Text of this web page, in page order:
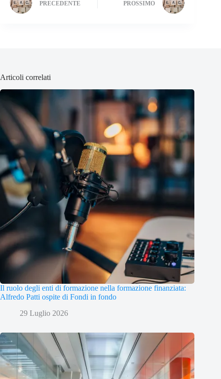
PRECEDENTE PROSSIMO
Articoli correlati
Il ruolo degli enti di formazione nella formazione finanziata:
Alfredo Patti ospite di Fondi in fondo
29 Luglio 2026